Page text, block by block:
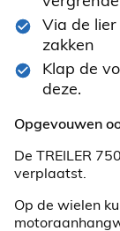
Via de
zakken
Klap de
deze.
Opgevouwen
De TREILER
verplaatst.
Op de wielen